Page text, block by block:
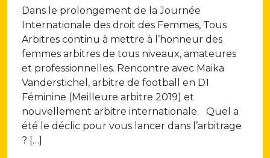
Dans le prolongement de la Journée
Internationale des droit des Femmes, Tous
Arbitres continu à mettre à l’honneur des
femmes arbitres de tous niveaux, amateures
et professionnelles. Rencontre avec Maika
Vanderstichel, arbitre de football en D1
Féminine (Meilleure arbitre 2019) et
nouvellement arbitre internationale. Quel a
été le déclic pour vous lancer dans l’arbitrage
? […]